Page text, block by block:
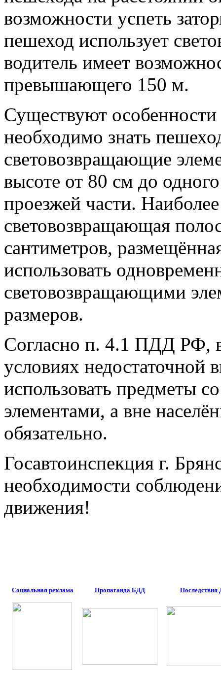
возможности успеть
пешеход использует
водитель имеет
превышающего 150 м.
Существуют
необходимо знать
световозвращающие
высоте от 80 см до
проезжей части.
световозвращающая
сантиметров,
использовать
световозвращающими
размеров.
Согласно п. 4.1 ПДД РФ,
условиях недостаточной
использовать предметы
элементами, а вне
обязательно.
Госавтоинспекция г.
необходимости
движения!
Социальная реклама Пропаганда БДД